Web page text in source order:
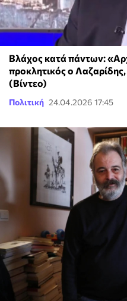
Βλάχος κατά πάντων:
προκλητικός ο
(Βίντεο)
Πολιτική 24.04.2026 17:45